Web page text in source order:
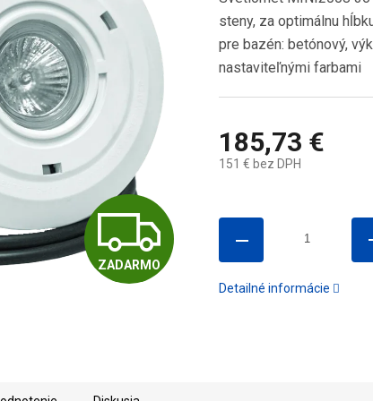
Z
A
ZADARMO
185,73 €
151 € bez DPH
steny, za optimálnu
pre bazén: betónový,
nastaviteľnými farbami
Detailné informácie